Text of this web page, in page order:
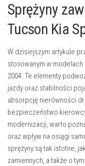
Sprężyny
Tucson Kia
W dzisiejszym artykule
stosowanym w
2004. Te elementy
jazdy oraz stabilności
absorpcję nierówności
bezpieczeństwo
modernizacji, warto
oraz wpływ na osiągi
sprężyny są tak istotne,
zamiennych, a także o